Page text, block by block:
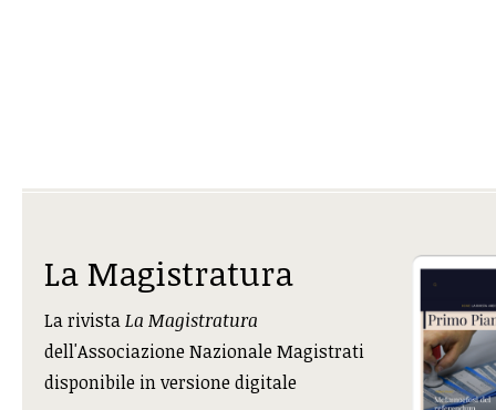
La Magistratura
La rivistaLa Magistratura
dell'Associazione Nazionale Magistrati
disponibile in versione digitale